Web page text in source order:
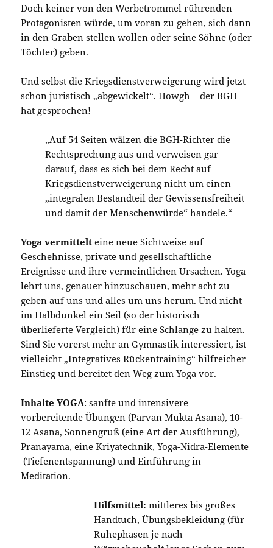
Doch keiner von den Werbetrommel rührenden
Protagonisten würde, um voran zu gehen, sich dann
in den Graben stellen wollen oder seine Söhne (oder
Töchter) geben.
Und selbst die Kriegsdienstverweigerung wird jetzt
schon juristisch „abgewickelt“. Howgh – der BGH
hat gesprochen!
„Auf 54 Seiten wälzen die BGH-Richter die
Rechtsprechung aus und verweisen gar
darauf, dass es sich bei dem Recht auf
Kriegsdienstverweigerung nicht um einen
„integralen Bestandteil der Gewissensfreiheit
und damit der Menschenwürde“ handele.“
Yoga vermittelt eine neue Sichtweise auf
Geschehnisse, private und gesellschaftliche
Ereignisse und ihre vermeintlichen Ursachen. Yoga
lehrt uns, genauer hinzuschauen, mehr acht zu
geben auf uns und alles um uns herum. Und nicht
im Halbdunkel ein Seil (so der historisch
überlieferte Vergleich) für eine Schlange zu halten.
Sind Sie vorerst mehr an Gymnastik interessiert, ist
vielleicht„Integratives Rückentraining“hilfreicher
Einstieg und bereitet den Weg zum Yoga vor.
Inhalte YOGA: sanfte und intensivere
vorbereitende Übungen (Parvan Mukta Asana), 10-
12 Asana, Sonnengruß (eine Art der Ausführung),
Pranayama, eine Kriyatechnik, Yoga-Nidra-Elemente
(Tiefenentspannung) und Einführung in
Meditation.
Hilfsmittel:mittleres bis großes
Handtuch, Übungsbekleidung (für
Ruhephasen je nach